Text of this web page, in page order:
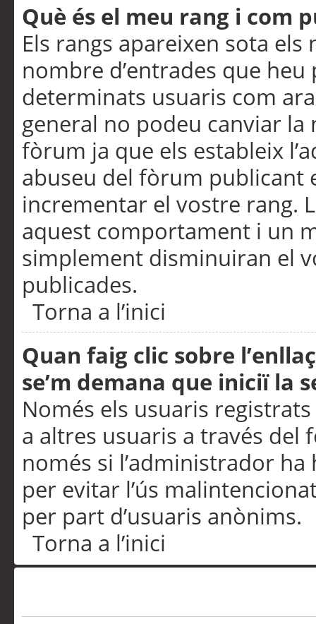
Què és el meu rang i com
Els rangs apareixen sota
nombre d’entrades que
determinats usuaris com
general no podeu canviar
fòrum ja que els estableix
abuseu del fòrum publicant
incrementar el vostre rang.
aquest comportament i un
simplement disminuiran el
publicades.
Torna a l’inici
Quan faig clic sobre
se’m demana que iniciï la
Només els usuaris
a altres usuaris a través
només si l’administrador
per evitar l’ús
per part d’usuaris anònims.
Torna a l’inici